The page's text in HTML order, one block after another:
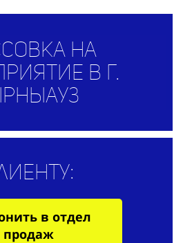
на
в г.
в отдел
продаж